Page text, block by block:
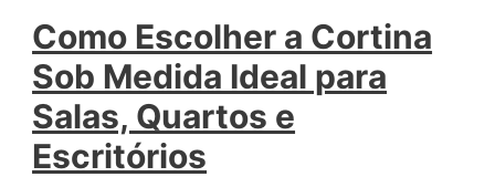
ambiente
da
casa
Como Escolher a Cortina
Sob Medida Ideal para
Salas, Quartos e
Escritórios